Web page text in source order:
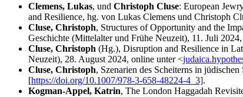
Clemens, Lukas, und Christoph Cluse: European
and Resilience, hg. von Lukas Clemens und Christoph
Cluse, Christoph, Structures of Opportunity and the
Geschichte (Mittelalter und Frühe Neuzeit), 11. Juli
Cluse, Christoph (Hg.), Disruption and Resilience in
Neuzeit), 28. August 2024, online unter <
Cluse, Christoph, Szenarien des Scheiterns in
[https://doi.org/10.1007/978-3-658-48224-4_3].
Kogman-Appel, Katrin, The London Haggadah